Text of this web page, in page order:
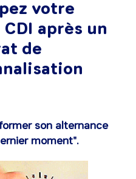
votre
après un
de
son alternance
moment".